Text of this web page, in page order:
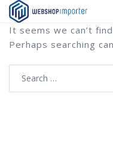
It seems we can’t
Perhaps searching